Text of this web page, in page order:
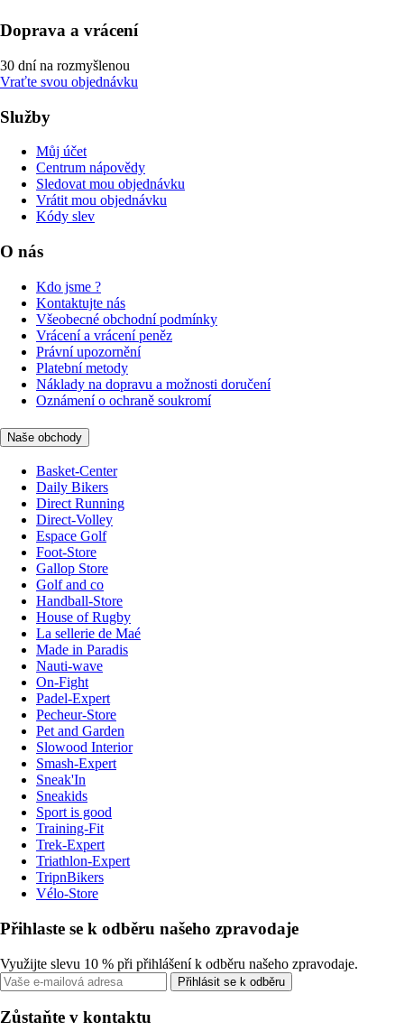
Doprava a vrácení
30 dní na rozmyšlenou
Vraťte svou objednávku
Služby
Můj účet
Centrum nápovědy
Sledovat mou objednávku
Vrátit mou objednávku
Kódy slev
O nás
Kdo jsme ?
Kontaktujte nás
Všeobecné obchodní podmínky
Vrácení a vrácení peněz
Právní upozornění
Platební metody
Náklady na dopravu a možnosti doručení
Oznámení o ochraně soukromí
Naše obchody
Basket-Center
Daily Bikers
Direct Running
Direct-Volley
Espace Golf
Foot-Store
Gallop Store
Golf and co
Handball-Store
House of Rugby
La sellerie de Maé
Made in Paradis
Nauti-wave
On-Fight
Padel-Expert
Pecheur-Store
Pet and Garden
Slowood Interior
Smash-Expert
Sneak'In
Sneakids
Sport is good
Training-Fit
Trek-Expert
Triathlon-Expert
TripnBikers
Vélo-Store
Přihlaste se k odběru našeho zpravodaje
Využijte slevu 10 % při přihlášení k odběru našeho zpravodaje.
Přihlásit se k odběru
Zůstaňte v kontaktu